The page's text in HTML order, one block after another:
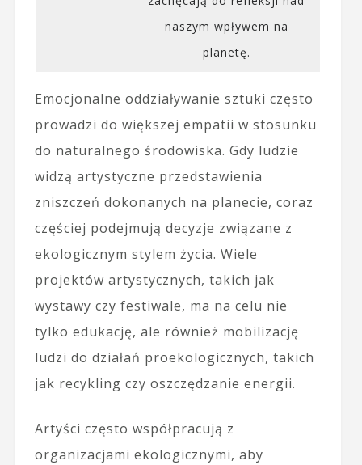
naszym wpływem na
planetę.
Emocjonalne oddziaływanie sztuki często
prowadzi do większej empatii w stosunku
do naturalnego środowiska. Gdy ludzie
widzą artystyczne przedstawienia
zniszczeń dokonanych na planecie, coraz
częściej podejmują decyzje związane z
ekologicznym stylem życia. Wiele
projektów artystycznych, takich jak
wystawy czy festiwale, ma na celu nie
tylko edukację, ale również mobilizację
ludzi do działań proekologicznych, takich
jak recykling czy oszczędzanie energii.
Artyści często współpracują z
organizacjami ekologicznymi, aby